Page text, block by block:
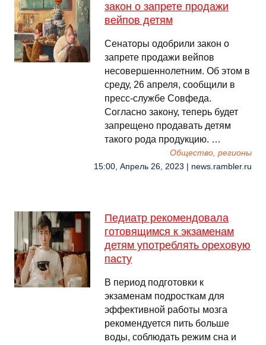
закон о запрете продажи
вейпов детям
Сенаторы одобрили закон о
запрете продажи вейпов
несовершеннолетним. Об этом в
среду, 26 апреля, сообщили в
пресс-службе Совфеда.
Согласно закону, теперь будет
запрещено продавать детям
такого рода продукцию. …
Общество, регионы
15:00, Апрель 26, 2023 | news.rambler.ru
Педиатр рекомендовала
готовящимся к экзаменам
детям употреблять ореховую
пасту
В период подготовки к
экзаменам подросткам для
эффективной работы мозга
рекомендуется пить больше
воды, соблюдать режим сна и